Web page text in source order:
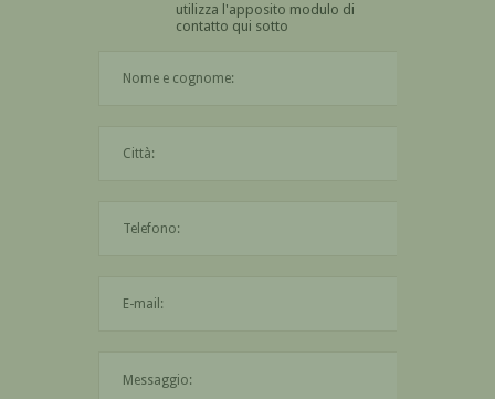
utilizza l'apposito modulo di
contatto qui sotto